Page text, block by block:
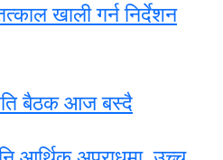
खाली गर्न निर्देशन
बैठक आज बस्दै